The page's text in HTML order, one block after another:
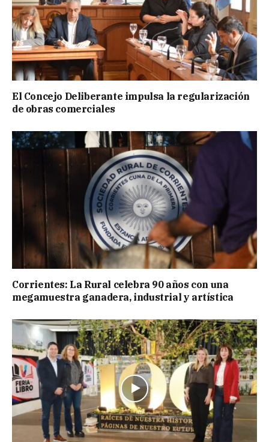
El Concejo Deliberante impulsa la regularización
de obras comerciales
Corrientes: La Rural celebra 90 años con una
megamuestra ganadera, industrial y artística